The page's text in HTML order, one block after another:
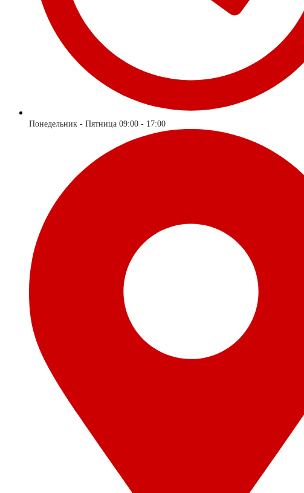
Понедельник - Пятница 09:00 - 17:00